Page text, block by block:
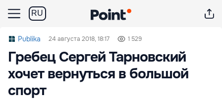
RU
Publika 24 августа 2018, 18:17 1 529
Гребец Сергей Тарновский
хочет вернуться в большой
спорт